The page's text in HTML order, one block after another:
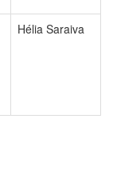
Hélia Saraiva